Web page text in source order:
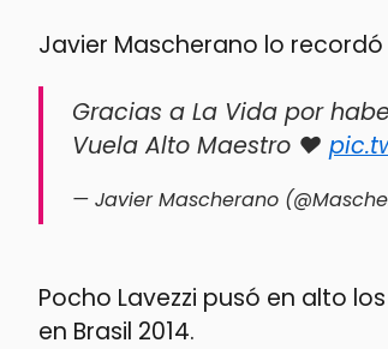
Javier Mascherano lo
Gracias a La Vida por
Vuela Alto Maestro ❤️
— Javier Mascherano
Pocho Lavezzi pusó en alto
en Brasil 2014.